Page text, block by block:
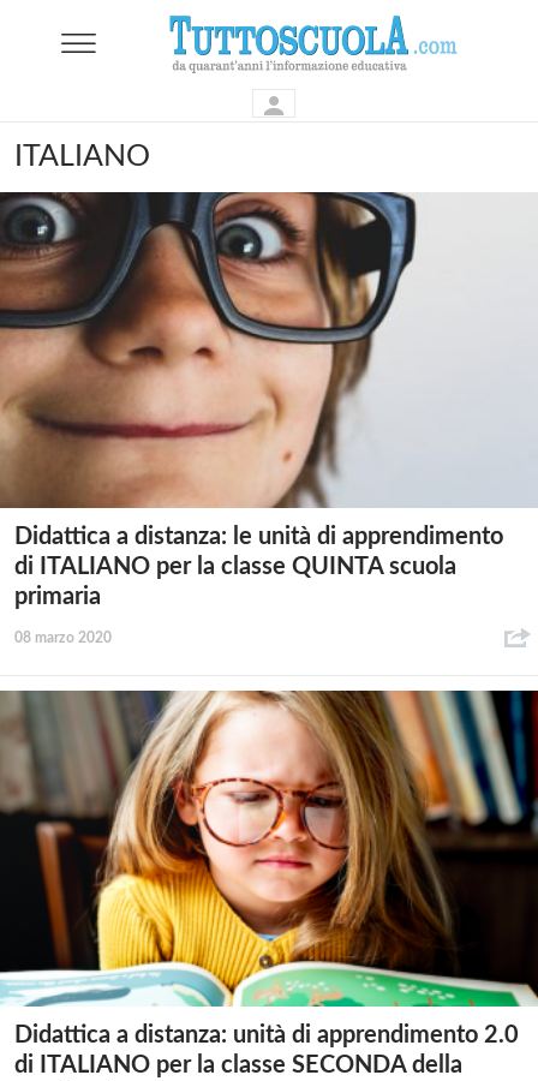
ITALIANO
Didattica a distanza: le unità di apprendimento
di ITALIANO per la classe QUINTA scuola
primaria
08 marzo 2020
Didattica a distanza: unità di apprendimento 2.0
di ITALIANO per la classe SECONDA della